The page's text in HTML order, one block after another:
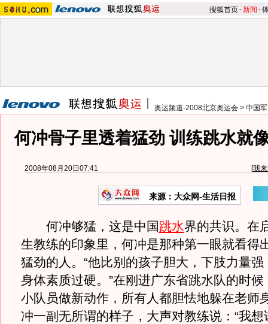
搜狐首页-新闻 -
奥运频道-2008北京奥运会 > 中国
何冲骨子里透着猛劲 训练跳水就
2008年08月20日07:41 [我
来源：大众网-生活日报
何冲够猛，这是中国跳水界的共识。在
生教练的印象里，何冲是那种第一眼就看得
猛劲的人。“他比别的孩子胆大，下肢力量
身体素质过硬。”在刚进广东省跳水队的时
小队员做新动作，所有人都胆怯地躲在老师
冲一副无所谓的样子，大声对教练说：“我想